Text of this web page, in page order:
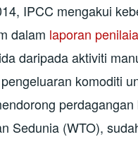
IPCC mengakui
dalam laporan
daripada aktiviti
komoditi
Sedunia (WTO),